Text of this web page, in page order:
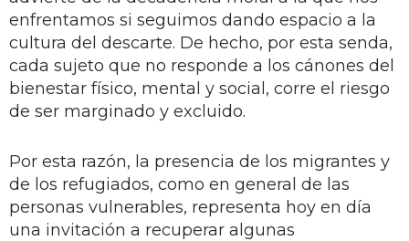
enfrentamos si seguimos dando espacio a la
cultura del descarte. De hecho, por esta senda,
cada sujeto que no responde a los cánones del
bienestar físico, mental y social, corre el riesgo
de ser marginado y excluido.
Por esta razón, la presencia de los migrantes y
de los refugiados, como en general de las
personas vulnerables, representa hoy en día
una invitación a recuperar algunas